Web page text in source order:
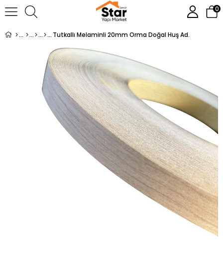
0
Tutkallı Melaminli 20mm Orma Doğal Huş Ad.